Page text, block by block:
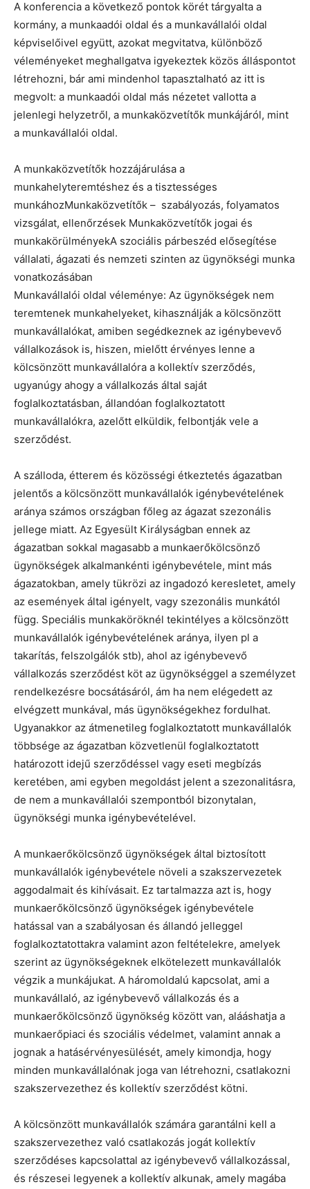
A konferencia a következő pontok körét tárgyalta a
kormány, a munkaadói oldal és a munkavállalói oldal
képviselőivel együtt, azokat megvitatva, különböző
véleményeket meghallgatva igyekeztek közös álláspontot
létrehozni, bár ami mindenhol tapasztalható az itt is
megvolt: a munkaadói oldal más nézetet vallotta a
jelenlegi helyzetről, a munkaközvetítők munkájáról, mint
a munkavállalói oldal.
A munkaközvetítők hozzájárulása a
munkahelyteremtéshez és a tisztességes
munkáhozMunkaközvetítők – szabályozás, folyamatos
vizsgálat, ellenőrzések Munkaközvetítők jogai és
munkakörülményekA szociális párbeszéd elősegítése
vállalati, ágazati és nemzeti szinten az ügynökségi munka
vonatkozásában
Munkavállalói oldal véleménye: Az ügynökségek nem
teremtenek munkahelyeket, kihasználják a kölcsönzött
munkavállalókat, amiben segédkeznek az igénybevevő
vállalkozások is, hiszen, mielőtt érvényes lenne a
kölcsönzött munkavállalóra a kollektív szerződés,
ugyanúgy ahogy a vállalkozás által saját
foglalkoztatásban, állandóan foglalkoztatott
munkavállalókra, azelőtt elküldik, felbontják vele a
szerződést.
A szálloda, étterem és közösségi étkeztetés ágazatban
jelentős a kölcsönzött munkavállalók igénybevételének
aránya számos országban főleg az ágazat szezonális
jellege miatt. Az Egyesült Királyságban ennek az
ágazatban sokkal magasabb a munkaerőkölcsönző
ügynökségek alkalmankénti igénybevétele, mint más
ágazatokban, amely tükrözi az ingadozó keresletet, amely
az események által igényelt, vagy szezonális munkától
függ. Speciális munkaköröknél tekintélyes a kölcsönzött
munkavállalók igénybevételének aránya, ilyen pl a
takarítás, felszolgálók stb), ahol az igénybevevő
vállalkozás szerződést köt az ügynökséggel a személyzet
rendelkezésre bocsátásáról, ám ha nem elégedett az
elvégzett munkával, más ügynökségekhez fordulhat.
Ugyanakkor az átmenetileg foglalkoztatott munkavállalók
többsége az ágazatban közvetlenül foglalkoztatott
határozott idejű szerződéssel vagy eseti megbízás
keretében, ami egyben megoldást jelent a szezonalitásra,
de nem a munkavállalói szempontból bizonytalan,
ügynökségi munka igénybevételével.
A munkaerőkölcsönző ügynökségek által biztosított
munkavállalók igénybevétele növeli a szakszervezetek
aggodalmait és kihívásait. Ez tartalmazza azt is, hogy
munkaerőkölcsönző ügynökségek igénybevétele
hatással van a szabályosan és állandó jelleggel
foglalkoztatottakra valamint azon feltételekre, amelyek
szerint az ügynökségeknek elkötelezett munkavállalók
végzik a munkájukat. A háromoldalú kapcsolat, ami a
munkavállaló, az igénybevevő vállalkozás és a
munkaerőkölcsönző ügynökség között van, alááshatja a
munkaerőpiaci és szociális védelmet, valamint annak a
jognak a hatásérvényesülését, amely kimondja, hogy
minden munkavállalónak joga van létrehozni, csatlakozni
szakszervezethez és kollektív szerződést kötni.
A kölcsönzött munkavállalók számára garantálni kell a
szakszervezethez való csatlakozás jogát kollektív
szerződéses kapcsolattal az igénybevevő vállalkozással,
és részesei legyenek a kollektív alkunak, amely magába